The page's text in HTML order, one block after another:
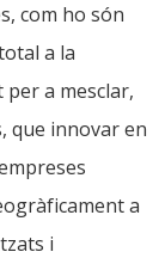
com ho són
a la
a mesclar,
que innovar en
a
i